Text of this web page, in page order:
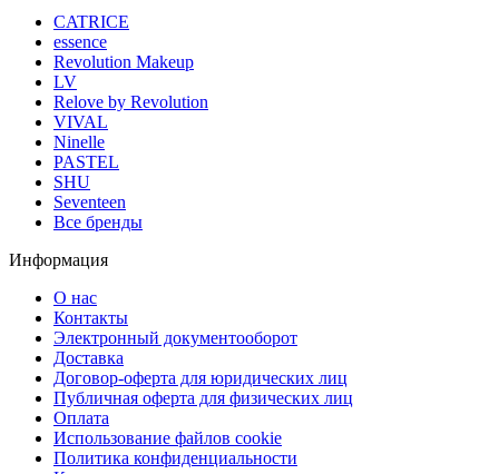
CATRICE
essence
Revolution Makeup
LV
Relove by Revolution
VIVAL
Ninelle
PASTEL
SHU
Seventeen
Все бренды
Информация
О нас
Контакты
Электронный документооборот
Доставка
Договор-оферта для юридических лиц
Публичная оферта для физических лиц
Оплата
Использование файлов cookie
Политика конфиденциальности